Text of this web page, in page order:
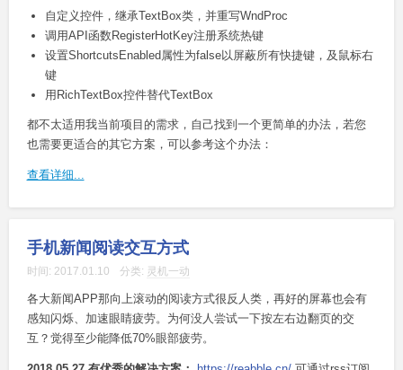
自定义控件，继承TextBox类，并重写WndProc
调用API函数RegisterHotKey注册系统热键
设置ShortcutsEnabled属性为false以屏蔽所有快捷键，及鼠标右
键
用RichTextBox控件替代TextBox
都不太适用我当前项目的需求，自己找到一个更简单的办法，若您
也需要更适合的其它方案，可以参考这个办法：
查看详细...
手机新闻阅读交互方式
时间: 2017.01.10 分类: 灵机一动
各大新闻APP那向上滚动的阅读方式很反人类，再好的屏幕也会有
感知闪烁、加速眼睛疲劳。为何没人尝试一下按左右边翻页的交
互？觉得至少能降低70%眼部疲劳。